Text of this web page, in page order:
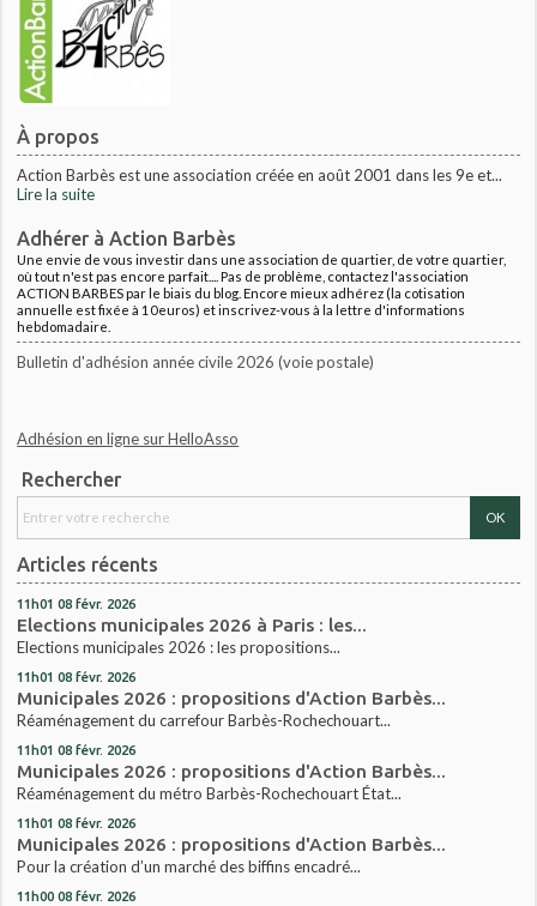
À propos
Action Barbès est une association créée en août 2001 dans les 9e et...
Lire la suite
Adhérer à Action Barbès
Une envie de vous investir dans une association de quartier, de votre quartier,
où tout n'est pas encore parfait.... Pas de problème, contactez l'association
ACTION BARBES par le biais du blog. Encore mieux adhérez (la cotisation
annuelle est fixée à 10euros) et inscrivez-vous à la lettre d'informations
hebdomadaire.
Bulletin d'adhésion année civile 2026 (voie postale)
Adhésion en ligne sur HelloAsso
Rechercher
Articles récents
11h01 08 févr. 2026
Elections municipales 2026 à Paris : les...
Elections municipales 2026 : les propositions...
11h01 08 févr. 2026
Municipales 2026 : propositions d'Action Barbès...
Réaménagement du carrefour Barbès-Rochechouart...
11h01 08 févr. 2026
Municipales 2026 : propositions d'Action Barbès...
Réaménagement du métro Barbès-Rochechouart État...
11h01 08 févr. 2026
Municipales 2026 : propositions d'Action Barbès...
Pour la création d’un marché des biffins encadré...
11h00 08 févr. 2026